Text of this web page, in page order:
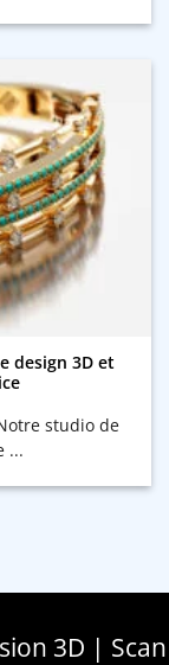
design 3D et
studio de
...
3D | Scan